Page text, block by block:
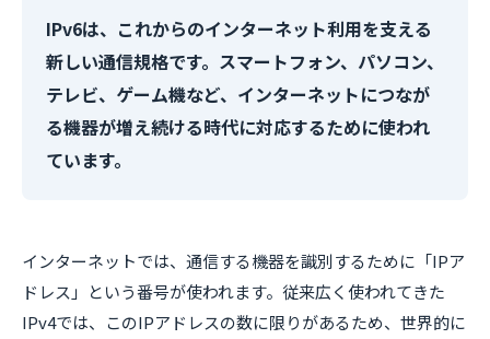
IPv6は、これからのインターネット利用を支える
新しい通信規格です。スマートフォン、パソコン、
テレビ、ゲーム機など、インターネットにつなが
る機器が増え続ける時代に対応するために使われ
ています。
インターネットでは、通信する機器を識別するために「IPア
ドレス」という番号が使われます。従来広く使われてきた
IPv4では、このIPアドレスの数に限りがあるため、世界的に